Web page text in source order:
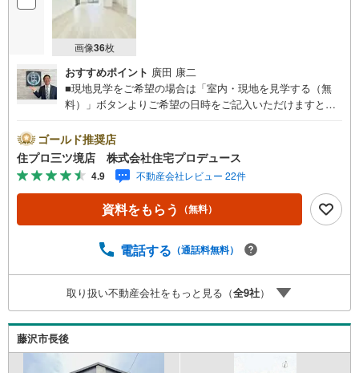
画像36枚
おすすめポイント 廣田 康二
■現地見学をご希望の場合は「室内・現地を見学する（無
料）」ボタンよりご希望の日時をご記入いただけますとス
リアに強い！ 住プロは、藤沢市・綾瀬市エリアの不動産売
買専門会社です！最新物件情報や当社限定で販売する物件
情報も多数ございますので、お気軽にお問合せ下さい！ ----
---------- 弊社独自の住宅ローン提案システム 弊社ではファ
イナンシャル専門スタッフによる【丁寧な資金アドバイ
ス】【ファイナンシャルプラン提案書の作成】を随時行っ
ローン残高】【住宅購入者だけが加入できる無料の生命保
多くなる【教育費】住宅を買った後から始まる【住宅ロー
ン返済】65歳以上から必要になる【老後の費用負担】住宅
探しの【このタイミング】で不安な部分を明確にしていき
ませんか？？ --------------
ゴールド推奨店
住プロ三ツ境店 株式会社住宅プロデュース
4.9 不動産会社レビュー 22件
資料をもらう （無料）
電話する （通話料無料）
取り扱い不動産会社をもっと見る（全9社）
藤沢市長後